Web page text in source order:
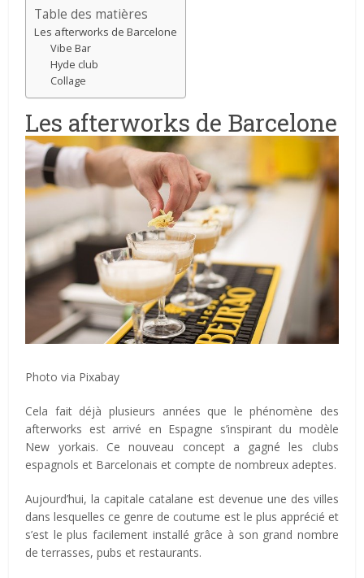
Table des matières
Les afterworks de Barcelone
Vibe Bar
Hyde club
Collage
Les afterworks de Barcelone
Photo via Pixabay
Cela fait déjà plusieurs années que le phénomène des
afterworks est arrivé en Espagne s’inspirant du modèle
New yorkais. Ce nouveau concept a gagné les clubs
espagnols et Barcelonais et compte de nombreux adeptes.
Aujourd’hui, la capitale catalane est devenue une des villes
dans lesquelles ce genre de coutume est le plus apprécié et
s’est le plus facilement installé grâce à son grand nombre
de terrasses, pubs et restaurants.